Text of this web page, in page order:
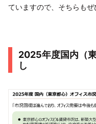
ていますので、そちらもぜ
2025年度国内（
し